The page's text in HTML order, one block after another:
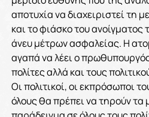
αποτυχία να διαχειριστεί τη
και το φιάσκο του ανοίγματος
άνευ μέτρων ασφαλείας. Η
αγαπά να λέει ο
πολίτες αλλά και τους
Οι πολιτικοί, οι εκπρόσωποι
όλους θα πρέπει να τηρούν τα